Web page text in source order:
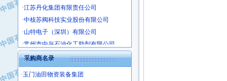
·中核苏阀科技实业股份有限公司
·山特电子（深圳）有限公司
·常州市中兴石油化工助剂有限公司
·姜堰市三联助剂有限公司
·四川中光高技术研究所有限责任公司
·江苏天安防雷工程有限责任公司
采购商名录
·玉门油田物资装备集团